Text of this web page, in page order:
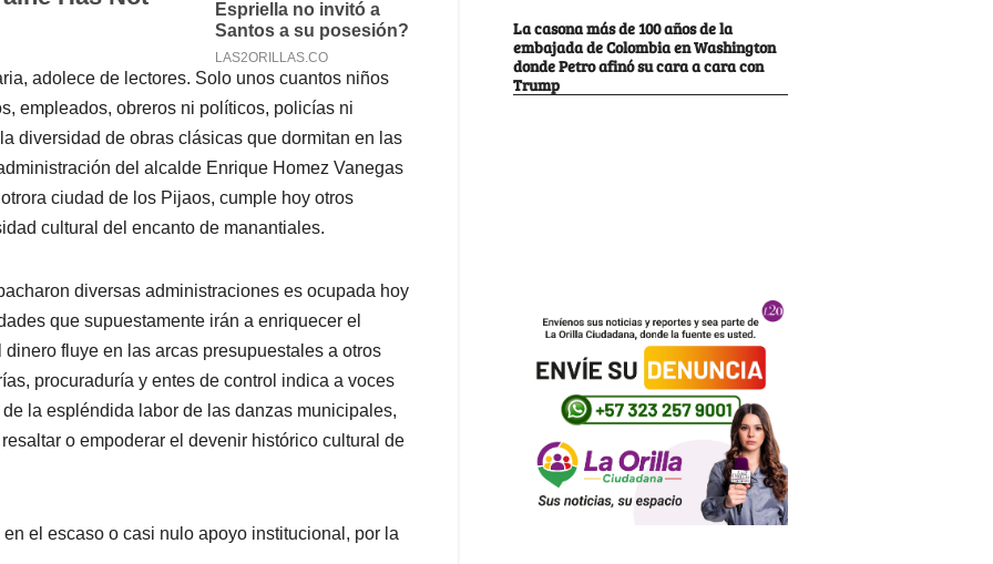
adolece de lectores. Solo unos cuantos niños
empleados, obreros ni políticos, policías ni
diversidad de obras clásicas que dormitan en las
del alcalde Enrique Homez Vanegas
ciudad de los Pijaos, cumple hoy otros
cultural del encanto de manantiales.
diversas administraciones es ocupada hoy
que supuestamente irán a enriquecer el
fluye en las arcas presupuestales a otros
procuraduría y entes de control indica a voces
la espléndida labor de las danzas municipales,
o empoderar el devenir histórico cultural de
el escaso o casi nulo apoyo institucional, por la
La casona más de 100 años de la
embajada de Colombia en Washington
donde Petro afinó su cara a cara con
Trump